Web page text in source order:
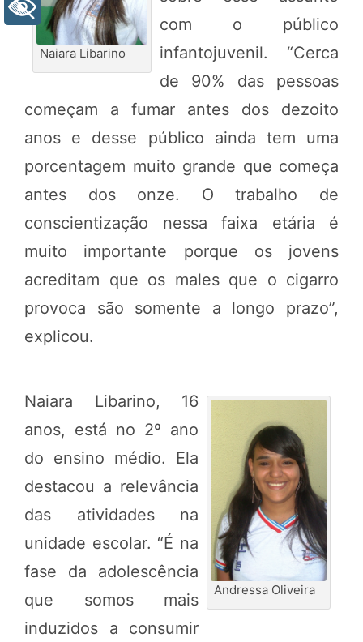
Naiara Libarino
com o público
infantojuvenil. “Cerca
de 90% das pessoas
começam a fumar antes dos dezoito
anos e desse público ainda tem uma
porcentagem muito grande que começa
antes dos onze. O trabalho de
conscientização nessa faixa etária é
muito importante porque os jovens
acreditam que os males que o cigarro
provoca são somente a longo prazo”,
explicou.
Andressa Oliveira
Naiara Libarino, 16
anos, está no 2º ano
do ensino médio. Ela
destacou a relevância
das atividades na
unidade escolar. “É na
fase da adolescência
que somos mais
induzidos a consumir
+ Acessibilidade